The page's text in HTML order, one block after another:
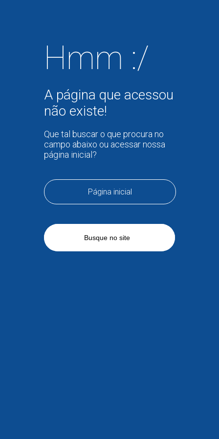
Hmm :/
A página que acessou
não existe!
Que tal buscar o que procura no
campo abaixo ou acessar nossa
página inicial?
Página inicial